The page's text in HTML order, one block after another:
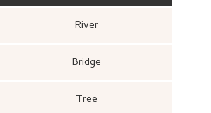
River
Bridge
Tree